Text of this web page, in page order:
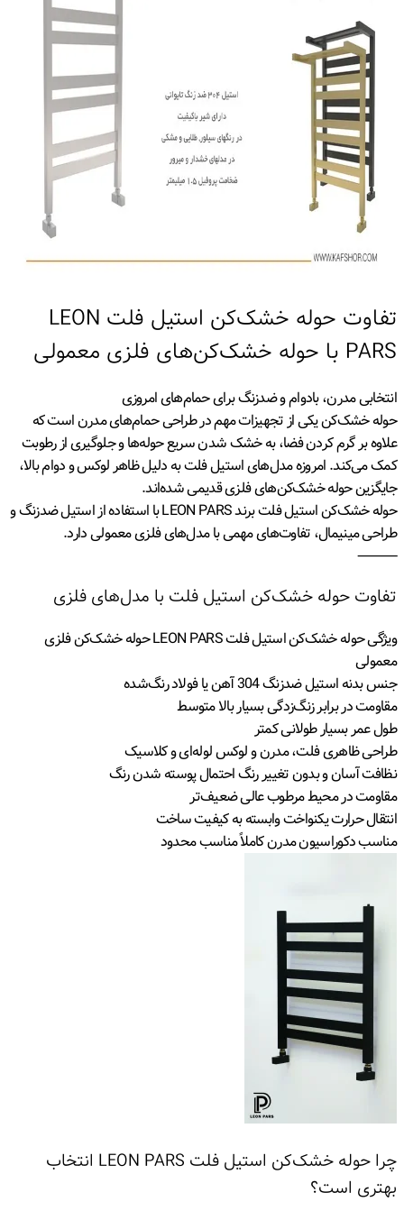
تفاوت حوله خشک‌کن استیل فلت LEON
PARS با حوله خشک‌کن‌های فلزی معمولی
انتخابی مدرن، بادوام و ضدزنگ برای حمام‌های امروزی
حوله خشک‌کن یکی از تجهیزات مهم در طراحی حمام‌های مدرن است که
علاوه بر گرم کردن فضا، به خشک شدن سریع حوله‌ها و جلوگیری از رطوبت
کمک می‌کند. امروزه مدل‌های استیل فلت به دلیل ظاهر لوکس و دوام بالا،
جایگزین حوله خشک‌کن‌های فلزی قدیمی شده‌اند.
حوله خشک‌کن استیل فلت برند LEON PARS با استفاده از استیل ضدزنگ و
طراحی مینیمال، تفاوت‌های مهمی با مدل‌های فلزی معمولی دارد.
⸻
تفاوت حوله خشک‌کن استیل فلت با مدل‌های فلزی
ویژگی حوله خشک‌کن استیل فلت LEON PARS حوله خشک‌کن فلزی
معمولی
جنس بدنه استیل ضدزنگ 304 آهن یا فولاد رنگ‌شده
مقاومت در برابر زنگ‌زدگی بسیار بالا متوسط
طول عمر بسیار طولانی کمتر
طراحی ظاهری فلت، مدرن و لوکس لوله‌ای و کلاسیک
نظافت آسان و بدون تغییر رنگ احتمال پوسته شدن رنگ
مقاومت در محیط مرطوب عالی ضعیف‌تر
انتقال حرارت یکنواخت وابسته به کیفیت ساخت
مناسب دکوراسیون مدرن کاملاً مناسب محدود
چرا حوله خشک‌کن استیل فلت LEON PARS انتخاب
بهتری است؟